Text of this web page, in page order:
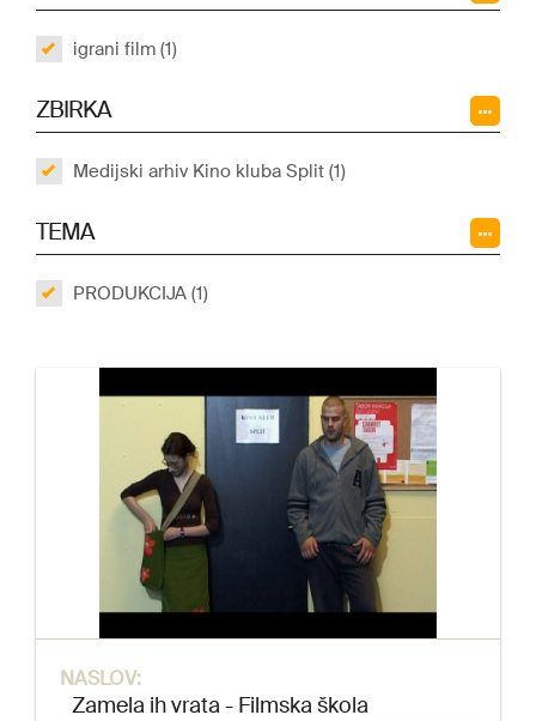
igrani film (1)
ZBIRKA
Medijski arhiv Kino kluba Split (1)
TEMA
PRODUKCIJA (1)
NASLOV:
Zamela ih vrata - Filmska škola